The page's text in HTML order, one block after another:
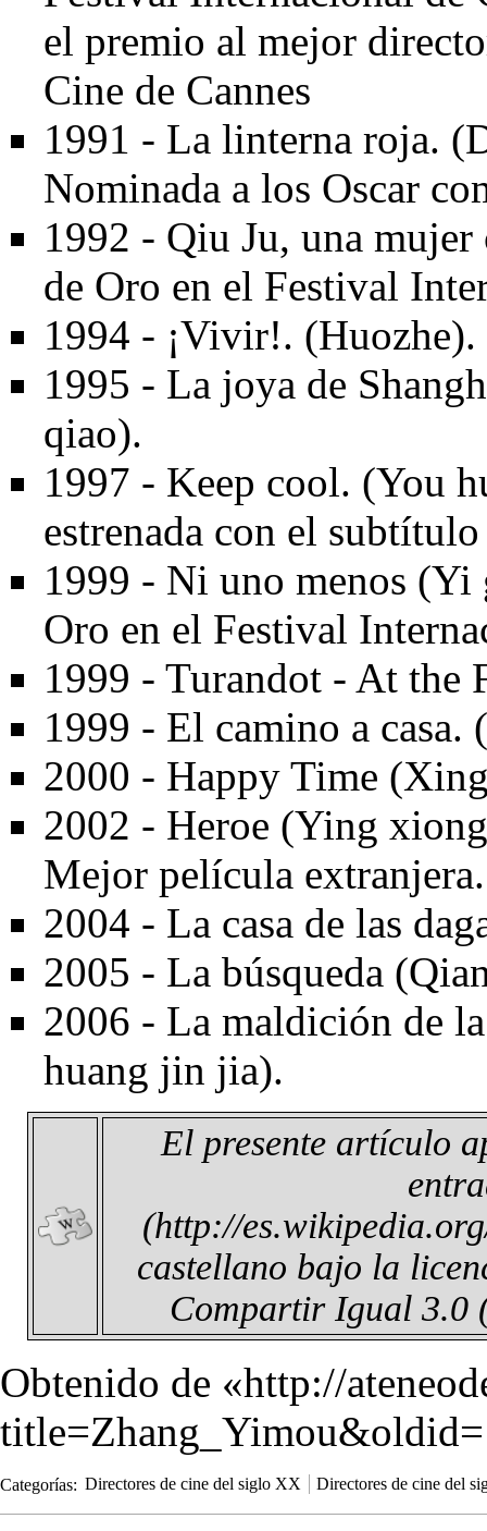
el premio al mejor
Cine de Cannes
1991 - La linterna roja.
Nominada a los Oscar
1992 - Qiu Ju, una
de Oro en el Festival
1994 - ¡Vivir!. (Huozhe).
1995 - La joya de
qiao).
1997 - Keep cool. (You
estrenada con el
1999 - Ni uno menos (Yi
Oro en el Festival
1999 - Turandot - At
1999 - El camino a
2000 - Happy Time
2002 - Heroe (Ying
Mejor película extranjera.
2004 - La casa de las
2005 - La búsqueda
2006 - La maldición de
huang jin jia).
El presente artículo
castellano bajo la
Compartir Igual 3.0
Obtenido de «http://
Categorías: Directores de cine del siglo XX Directores de cine del